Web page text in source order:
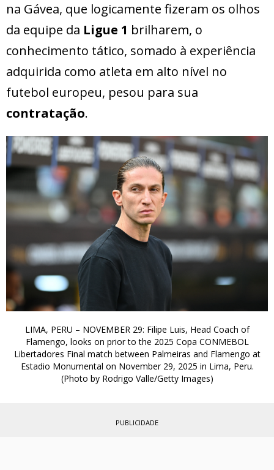
na Gávea, que logicamente fizeram os olhos
da equipe da Ligue 1 brilharem, o
conhecimento tático, somado à experiência
adquirida como atleta em alto nível no
futebol europeu, pesou para sua
contratação.
LIMA, PERU – NOVEMBER 29: Filipe Luis, Head Coach of
Flamengo, looks on prior to the 2025 Copa CONMEBOL
Libertadores Final match between Palmeiras and Flamengo at
Estadio Monumental on November 29, 2025 in Lima, Peru.
(Photo by Rodrigo Valle/Getty Images)
PUBLICIDADE